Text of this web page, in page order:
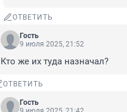
ОТВЕТИТЬ
Гость
9 июля 2025, 21:52
Кто же их туда назначал?
ОТВЕТИТЬ
Гость